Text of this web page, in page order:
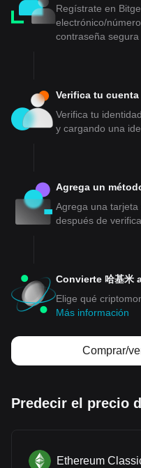
Regístrate en
electrónico/
contraseña
Verifica tu cuenta
Verifica tu
y cargando una
Agrega un
Agrega una
después de
Convierte 哈基米
Elige qué
Más información
Comprar/
Predecir el precio
Ethereum